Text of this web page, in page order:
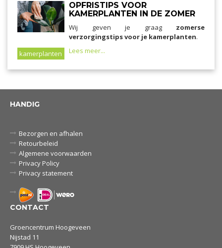
kamerplanten
OPFRISTIPS VOOR
KAMERPLANTEN IN DE ZOMER
Wij geven je graag zomerse
verzorgingstips voor je kamerplanten.
Lees meer...
HANDIG
Bezorgen en afhalen
Retourbeleid
Algemene voorwaarden
Privacy Policy
Privacy statement
CONTACT
Groencentrum Hoogeveen
Nijstad 11